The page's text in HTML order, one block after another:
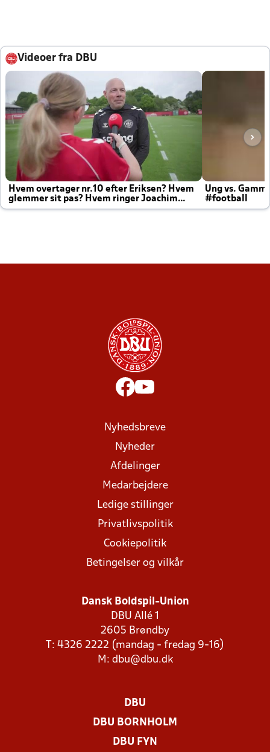
Videoer fra DBU
Hvem overtager nr.10 efter Eriksen? Hvem
glemmer sit pas? Hvem ringer Joachim
altid til efter kampe?
Ung vs.
#football
Nyhedsbreve
Nyheder
Afdelinger
Medarbejdere
Ledige stillinger
Privatlivspolitik
Cookiepolitik
Betingelser og vilkår
Dansk Boldspil-Union
DBU Allé 1
2605 Brøndby
T: 4326 2222 (mandag - fredag 9-16)
M: dbu@dbu.dk
DBU
DBU BORNHOLM
DBU FYN